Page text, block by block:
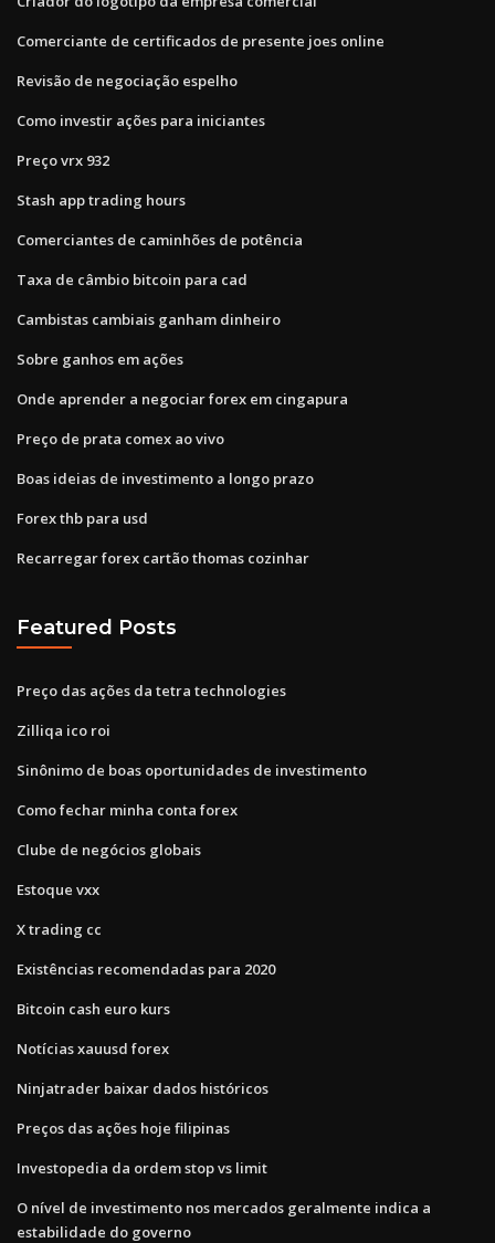
Comerciante de certificados de presente joes online
Revisão de negociação espelho
Como investir ações para iniciantes
Preço vrx 932
Stash app trading hours
Comerciantes de caminhões de potência
Taxa de câmbio bitcoin para cad
Cambistas cambiais ganham dinheiro
Sobre ganhos em ações
Onde aprender a negociar forex em cingapura
Preço de prata comex ao vivo
Boas ideias de investimento a longo prazo
Forex thb para usd
Recarregar forex cartão thomas cozinhar
Featured Posts
Preço das ações da tetra technologies
Zilliqa ico roi
Sinônimo de boas oportunidades de investimento
Como fechar minha conta forex
Clube de negócios globais
Estoque vxx
X trading cc
Existências recomendadas para 2020
Bitcoin cash euro kurs
Notícias xauusd forex
Ninjatrader baixar dados históricos
Preços das ações hoje filipinas
Investopedia da ordem stop vs limit
O nível de investimento nos mercados geralmente indica a
estabilidade do governo